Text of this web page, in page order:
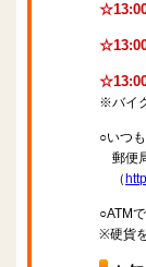
☆13:00
☆13:00
☆13:00
※バイ
○いつ
郵便
（
○ATM
※硬貨